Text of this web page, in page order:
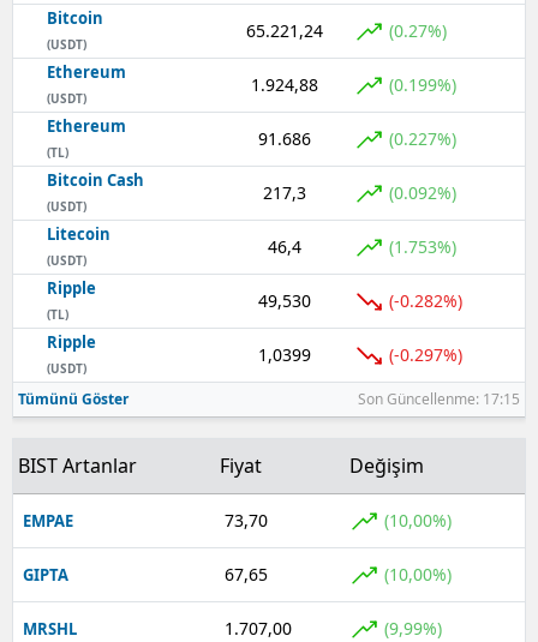
Bitcoin
(USDT)
65.221,24 (0.27%)
Ethereum
(USDT)
1.924,88 (0.199%)
Ethereum
(TL)
91.686 (0.227%)
Bitcoin Cash
(USDT)
217,3 (0.092%)
Litecoin
(USDT)
46,4 (1.753%)
Ripple
(TL)
49,530 (-0.282%)
Ripple
(USDT)
1,0399 (-0.297%)
Tümünü Göster Son Güncellenme: 17:15
BIST Artanlar Fiyat Değişim
EMPAE 73,70 (10,00%)
GIPTA 67,65 (10,00%)
MRSHL 1.707,00 (9,99%)